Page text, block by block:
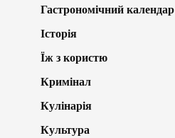
Гастрономічний календар
Історія
Їж з користю
Кримінал
Кулінарія
Культура